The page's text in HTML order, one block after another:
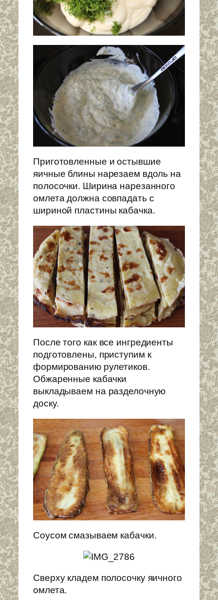
Приготовленные и остывшие
яичные блины нарезаем вдоль на
полосочки. Ширина нарезанного
омлета должна совпадать с
шириной пластины кабачка.
После того как все ингредиенты
подготовлены, приступим к
формированию рулетиков.
Обжаренные кабачки
выкладываем на разделочную
доску.
Соусом смазываем кабачки.
Сверху кладем полосочку яичного
омлета.